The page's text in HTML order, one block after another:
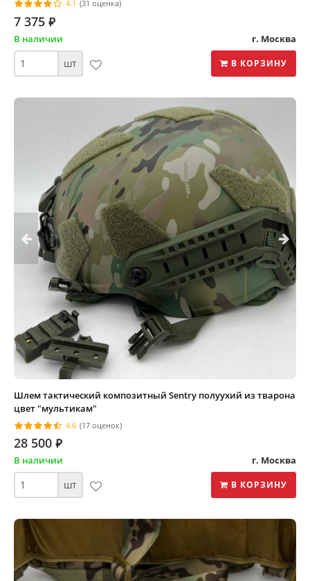
4.1 (31 оценка)
7 375 ⃏
В наличии г. Москва
шт В КОРЗИНУ
Шлем тактический композитный Sentry полуухий из тварона
цвет "мультикам"
4.6 (17 оценок)
28 500 ⃏
В наличии г. Москва
шт В КОРЗИНУ